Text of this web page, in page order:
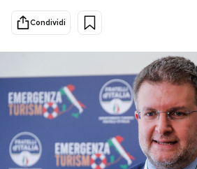
PODCAST
I MIEI PREFERITI
SHOP
Condividi